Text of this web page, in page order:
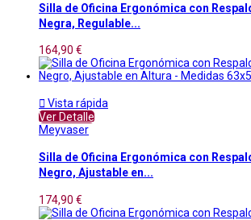
Silla de Oficina Ergonómica con
Negra, Regulable...
164,90 €
 Vista rápida
Ver Detalle
Meyvaser
Silla de Oficina Ergonómica con
Negro, Ajustable en...
174,90 €